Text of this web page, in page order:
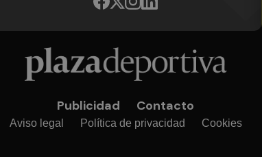
Publicidad Contacto
Aviso legal Política de privacidad Cookies